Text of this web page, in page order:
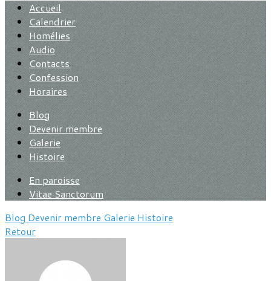
Accueil
Calendrier
Homélies
Audio
Contacts
Confession
Horaires
Blog
Devenir membre
Galerie
Histoire
En paroisse
Vitae Sanctorum
Blog Devenir membre Galerie Histoire
Retour